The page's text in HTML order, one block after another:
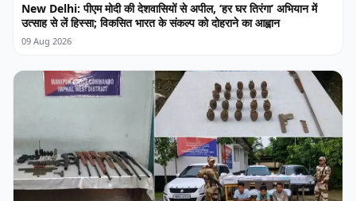
New Delhi: पीएम मोदी की देशवासियों से अपील, ‘हर घर तिरंगा’ अभियान में
उत्साह से लें हिस्सा; विकसित भारत के संकल्प को दोहराने का आह्वान
09 Aug 2026